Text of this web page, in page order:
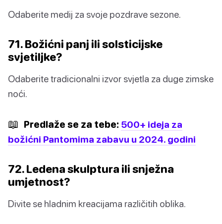
Odaberite medij za svoje pozdrave sezone.
71. Božićni panj ili solsticijske
svjetiljke?
Odaberite tradicionalni izvor svjetla za duge zimske
noći.
📖 Predlaže se za tebe: 500+ ideja za
božićni Pantomima zabavu u 2024. godini
72. Ledena skulptura ili snježna
umjetnost?
Divite se hladnim kreacijama različitih oblika.